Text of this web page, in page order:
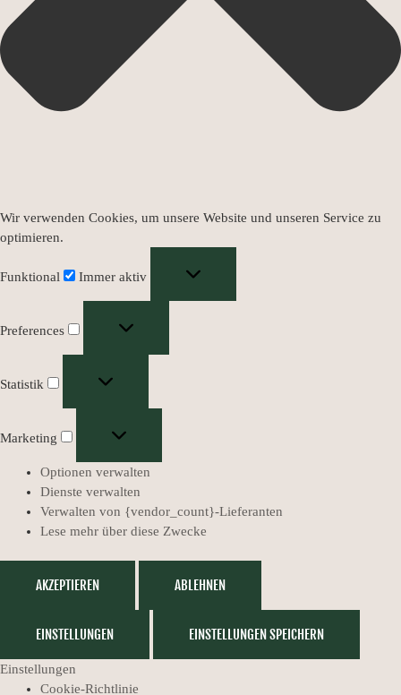
Wir verwenden Cookies, um unsere Website und unseren Service zu
optimieren.
Funktional Immer aktiv
Preferences
Statistik
Marketing
Optionen verwalten
Dienste verwalten
Verwalten von {vendor_count}-Lieferanten
Lese mehr über diese Zwecke
AKZEPTIEREN ABLEHNEN
EINSTELLUNGEN EINSTELLUNGEN SPEICHERN
Einstellungen
Cookie-Richtlinie